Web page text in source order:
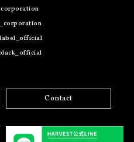
Contact